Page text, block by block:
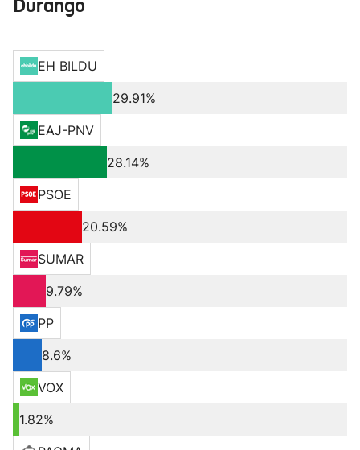
Durango
EH BILDU
29.91%
EAJ-PNV
28.14%
PSOE
20.59%
SUMAR
9.79%
PP
8.6%
VOX
1.82%